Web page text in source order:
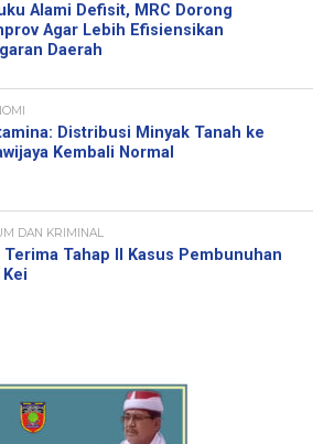
Alami Defisit, MRC Dorong
Agar Lebih Efisiensikan
Daerah
Distribusi Minyak Tanah ke
Kembali Normal
DAN KRIMINAL
Terima Tahap II Kasus Pembunuhan
Kei